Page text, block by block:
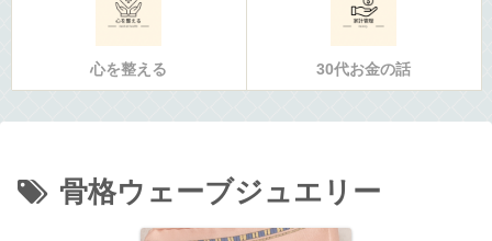
心を整える 30代お金の話
骨格ウェーブジュエリー